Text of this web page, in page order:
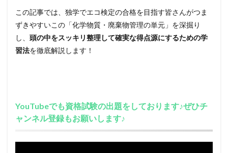
この記事では、独学でエコ検定の合格を目指す皆さんがつま
ずきやすいこの「化学物質・廃棄物管理の単元」を深掘り
し、 頭の中をスッキリ整理して確実な得点源にするための学
習法を徹底解説します！
YouTubeでも資格試験の出題をしております♪ぜひチ
ャンネル登録もお願いします♪